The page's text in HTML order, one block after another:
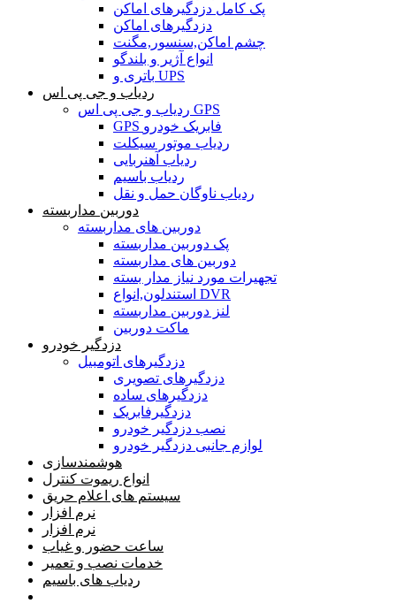
پک کامل دزدگیرهای اماکن
دزدگیرهای اماکن
چشم اماکن,سنسور,مگنت
انواع آژیر و بلندگو
باتری و UPS
ردیاب و جی پی اس
ردیاب و جی پی اس GPS
GPS فابریک خودرو
ردیاب موتور سیکلت
ردیاب آهنربایی
ردیاب باسیم
ردیاب ناوگان حمل و نقل
دوربین مداربسته
دوربین های مداربسته
پک دوربین مداربسته
دوربین های مداربسته
تجهیرات مورد نیاز مدار بسته
استندلون,انواع DVR
لنز دوربین مداربسته
ماکت دوربین
دزدگیر خودرو
دزدگیرهای اتومبیل
دزدگیرهای تصویری
دزدگیرهای ساده
دزدگیرفابریک
نصب دزدگیر خودرو
لوازم جانبی دزدگیر خودرو
هوشمندسازی
انواع ریموت کنترل
سیستم های اعلام حریق
نرم افزار
نرم افزار
ساعت حضور و غیاب
خدمات نصب و تعمیر
ردیاب های باسیم